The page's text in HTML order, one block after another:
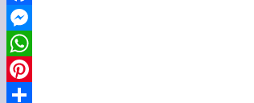
Facebook
Messenger
WhatsApp
Pinterest